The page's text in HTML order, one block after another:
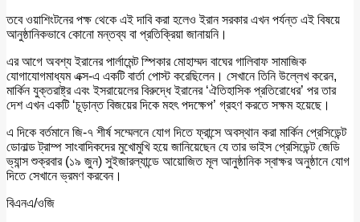
তবে ওয়াশিংটনের পক্ষ থেকে এই দাবি করা হলেও ইরান সরকার এখন পর্যন্ত এই বিষয়ে
আনুষ্ঠানিকভাবে কোনো মন্তব্য বা প্রতিক্রিয়া জানায়নি।
এর আগে অবশ্য ইরানের পার্লামেন্ট স্পিকার মোহাম্মদ বাঘের গালিবাফ সামাজিক
যোগাযোগমাধ্যম এক্স-এ একটি বার্তা পোস্ট করেছিলেন। সেখানে তিনি উল্লেখ করেন,
মার্কিন যুক্তরাষ্ট্র এবং ইসরায়েলের বিরুদ্ধে ইরানের ‘ঐতিহাসিক প্রতিরোধের’ পর তার
দেশ এখন একটি ‘চূড়ান্ত বিজয়ের দিকে মহৎ পদক্ষেপ’ গ্রহণ করতে সক্ষম হয়েছে।
এ দিকে বর্তমানে জি-৭ শীর্ষ সম্মেলনে যোগ দিতে ফ্রান্সে অবস্থান করা মার্কিন প্রেসিডেন্ট
ডোনাল্ড ট্রাম্প সাংবাদিকদের মুখোমুখি হয়ে জানিয়েছেন যে তার ভাইস প্রেসিডেন্ট জেডি
ভ্যান্স শুক্রবার (১৯ জুন) সুইজারল্যান্ডে আয়োজিত মূল আনুষ্ঠানিক স্বাক্ষর অনুষ্ঠানে যোগ
দিতে সেখানে ভ্রমণ করবেন।
বিএনএ/ওজি